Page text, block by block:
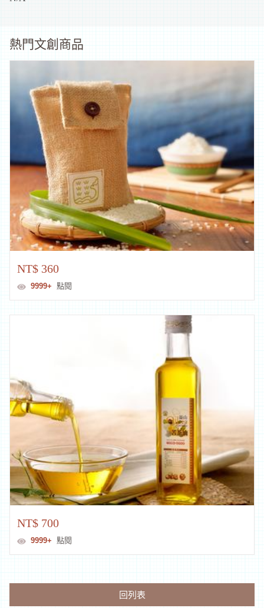
熱門文創商品
NT$ 360
9999+ 點閱
NT$ 700
9999+ 點閱
回列表